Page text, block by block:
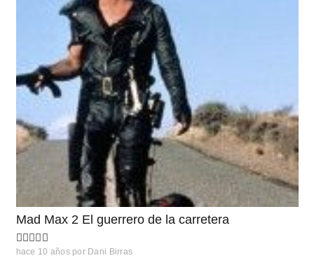
Mad Max 2 El guerrero de la carretera
hace 10 años por Dani Birras